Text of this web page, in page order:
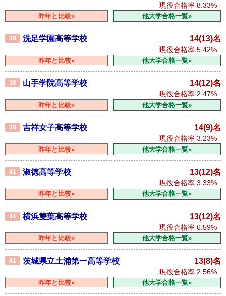
現役合格率 8.33%
昨年と比較» 他大学合格一覧»
38 洗足学園高等学校 14(13)名
現役合格率 5.42%
昨年と比較» 他大学合格一覧»
38 山手学院高等学校 14(12)名
現役合格率 2.47%
昨年と比較» 他大学合格一覧»
38 吉祥女子高等学校 14(9)名
現役合格率 3.23%
昨年と比較» 他大学合格一覧»
41 淑徳高等学校 13(12)名
現役合格率 3.33%
昨年と比較» 他大学合格一覧»
41 横浜雙葉高等学校 13(12)名
現役合格率 6.59%
昨年と比較» 他大学合格一覧»
41 茨城県立土浦第一高等学校 13(8)名
現役合格率 2.56%
昨年と比較» 他大学合格一覧»